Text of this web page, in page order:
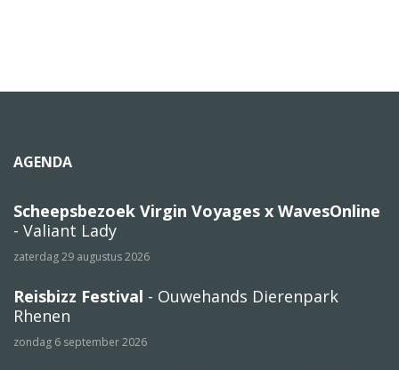
AGENDA
Scheepsbezoek Virgin Voyages x WavesOnline
- Valiant Lady
zaterdag 29 augustus 2026
Reisbizz Festival - Ouwehands Dierenpark
Rhenen
zondag 6 september 2026